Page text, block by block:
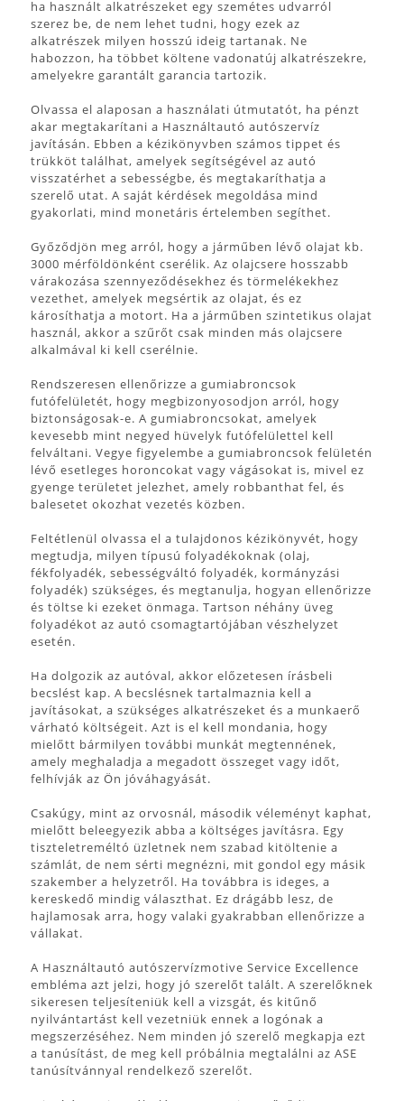
ha használt alkatrészeket egy szemétes udvarról
szerez be, de nem lehet tudni, hogy ezek az
alkatrészek milyen hosszú ideig tartanak. Ne
habozzon, ha többet költene vadonatúj alkatrészekre,
amelyekre garantált garancia tartozik.
Olvassa el alaposan a használati útmutatót, ha pénzt
akar megtakarítani a Használtautó autószervíz
javításán. Ebben a kézikönyvben számos tippet és
trükköt találhat, amelyek segítségével az autó
visszatérhet a sebességbe, és megtakaríthatja a
szerelő utat. A saját kérdések megoldása mind
gyakorlati, mind monetáris értelemben segíthet.
Győződjön meg arról, hogy a járműben lévő olajat kb.
3000 mérföldönként cserélik. Az olajcsere hosszabb
várakozása szennyeződésekhez és törmelékekhez
vezethet, amelyek megsértik az olajat, és ez
károsíthatja a motort. Ha a járműben szintetikus olajat
használ, akkor a szűrőt csak minden más olajcsere
alkalmával ki kell cserélnie.
Rendszeresen ellenőrizze a gumiabroncsok
futófelületét, hogy megbizonyosodjon arról, hogy
biztonságosak-e. A gumiabroncsokat, amelyek
kevesebb mint negyed hüvelyk futófelülettel kell
felváltani. Vegye figyelembe a gumiabroncsok felületén
lévő esetleges horoncokat vagy vágásokat is, mivel ez
gyenge területet jelezhet, amely robbanthat fel, és
balesetet okozhat vezetés közben.
Feltétlenül olvassa el a tulajdonos kézikönyvét, hogy
megtudja, milyen típusú folyadékoknak (olaj,
fékfolyadék, sebességváltó folyadék, kormányzási
folyadék) szükséges, és megtanulja, hogyan ellenőrizze
és töltse ki ezeket önmaga. Tartson néhány üveg
folyadékot az autó csomagtartójában vészhelyzet
esetén.
Ha dolgozik az autóval, akkor előzetesen írásbeli
becslést kap. A becslésnek tartalmaznia kell a
javításokat, a szükséges alkatrészeket és a munkaerő
várható költségeit. Azt is el kell mondania, hogy
mielőtt bármilyen további munkát megtennének,
amely meghaladja a megadott összeget vagy időt,
felhívják az Ön jóváhagyását.
Csakúgy, mint az orvosnál, második véleményt kaphat,
mielőtt beleegyezik abba a költséges javításra. Egy
tiszteletreméltó üzletnek nem szabad kitöltenie a
számlát, de nem sérti megnézni, mit gondol egy másik
szakember a helyzetről. Ha továbbra is ideges, a
kereskedő mindig választhat. Ez drágább lesz, de
hajlamosak arra, hogy valaki gyakrabban ellenőrizze a
vállakat.
A Használtautó autószervízmotive Service Excellence
embléma azt jelzi, hogy jó szerelőt talált. A szerelőknek
sikeresen teljesíteniük kell a vizsgát, és kitűnő
nyilvántartást kell vezetniük ennek a logónak a
megszerzéséhez. Nem minden jó szerelő megkapja ezt
a tanúsítást, de meg kell próbálnia megtalálni az ASE
tanúsítvánnyal rendelkező szerelőt.